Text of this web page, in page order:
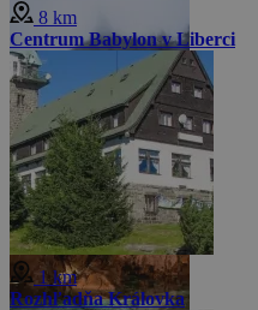
8 km
Centrum Babylon v Liberci
1 km
Rozhľadňa Královka